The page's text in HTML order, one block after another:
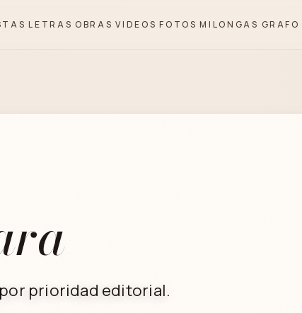
LETRAS OBRAS VIDEOS FOTOS MILONGAS GRAFO
prioridad editorial.